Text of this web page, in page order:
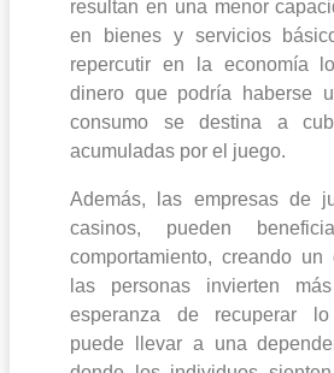
resultan en una menor
en bienes y servicios
repercutir en la economía
dinero que podría haberse
consumo se destina a
acumuladas por el juego.
Además, las empresas de
casinos, pueden
comportamiento, creando
las personas invierten
esperanza de recuperar
puede llevar a una